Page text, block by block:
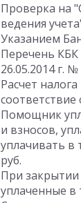
Проверка на
ведения
Указанием
Перечень КБК
26.05.2014 г. №
Расчет
Помощник
и взносов,
уплачивать в
руб.
При
уплаченные в